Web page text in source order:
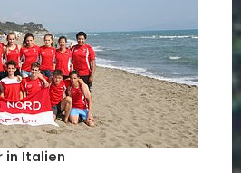
in Italien